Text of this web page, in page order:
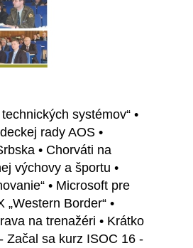
systémov“ •
rady AOS •
• Chorváti na
výchovy a športu •
• Microsoft pre
„Western Border“ •
na trenažéri • Krátko
Začal sa kurz ISOC 16 -